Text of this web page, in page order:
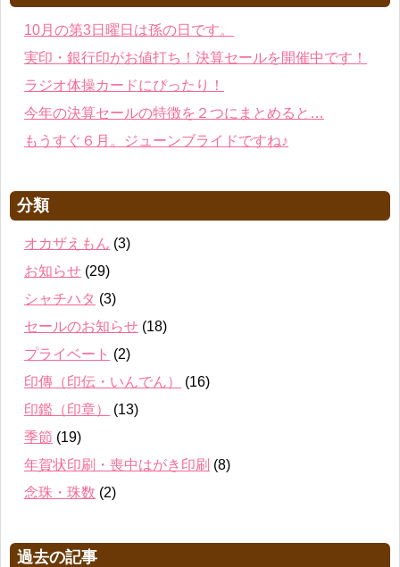
10月の第3日曜日は孫の日です。
実印・銀行印がお値打ち！決算セールを開催中です！
ラジオ体操カードにぴったり！
今年の決算セールの特徴を２つにまとめると…
もうすぐ６月。ジューンブライドですね♪
分類
オカザえもん (3)
お知らせ (29)
シャチハタ (3)
セールのお知らせ (18)
プライベート (2)
印傳（印伝・いんでん）
(16)
印鑑（印章）
(13)
季節 (19)
年賀状印刷・喪中はがき印刷 (8)
念珠・珠数 (2)
過去の記事